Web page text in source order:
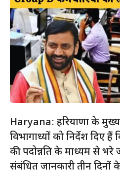
Haryana: हरियाणा के
विभागाध्यक्षों को निर्देश दिए
की पदोन्नति के माध्यम से भरे
संबंधित जानकारी तीन दिनों